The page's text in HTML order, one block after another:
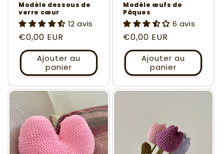
Modèle dessous de
verre cœur
12 avis
Prix
habituel
€0,00 EUR
Ajouter au
panier
Modèle œufs de
Pâques
6 avis
Prix
habituel
€0,00 EUR
Ajouter au
panier